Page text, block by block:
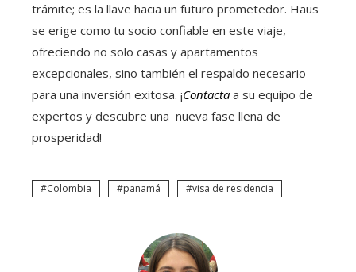
trámite; es la llave hacia un futuro prometedor. Haus
se erige como tu socio confiable en este viaje,
ofreciendo no solo casas y apartamentos
excepcionales, sino también el respaldo necesario
para una inversión exitosa. ¡Contacta a su equipo de
expertos y descubre una nueva fase llena de
prosperidad!
Colombia panamá visa de residencia